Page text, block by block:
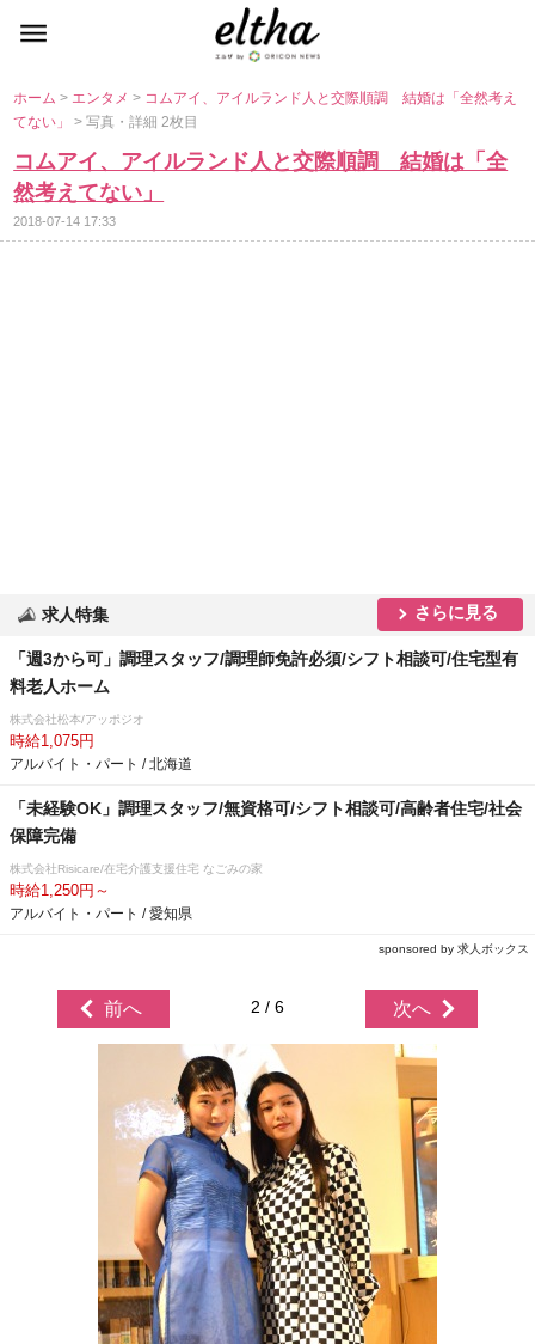
ホーム> エンタメ> コムアイ、アイルランド人と交際順調 結婚は「全然考え
てない」> 写真・詳細 2枚目
コムアイ、アイルランド人と交際順調 結婚は「全
然考えてない」
2018-07-14 17:33
求人特集 さらに見る
「週3から可」調理スタッフ/調理師免許必須/シフト相談可/住宅型有
料老人ホーム
株式会社松本/アッポジオ
時給1,075円
アルバイト・パート / 北海道
「未経験OK」調理スタッフ/無資格可/シフト相談可/高齢者住宅/社会
保障完備
株式会社Risicare/在宅介護支援住宅 なごみの家
時給1,250円～
アルバイト・パート / 愛知県
sponsored by 求人ボックス
前へ 2 / 6 次へ